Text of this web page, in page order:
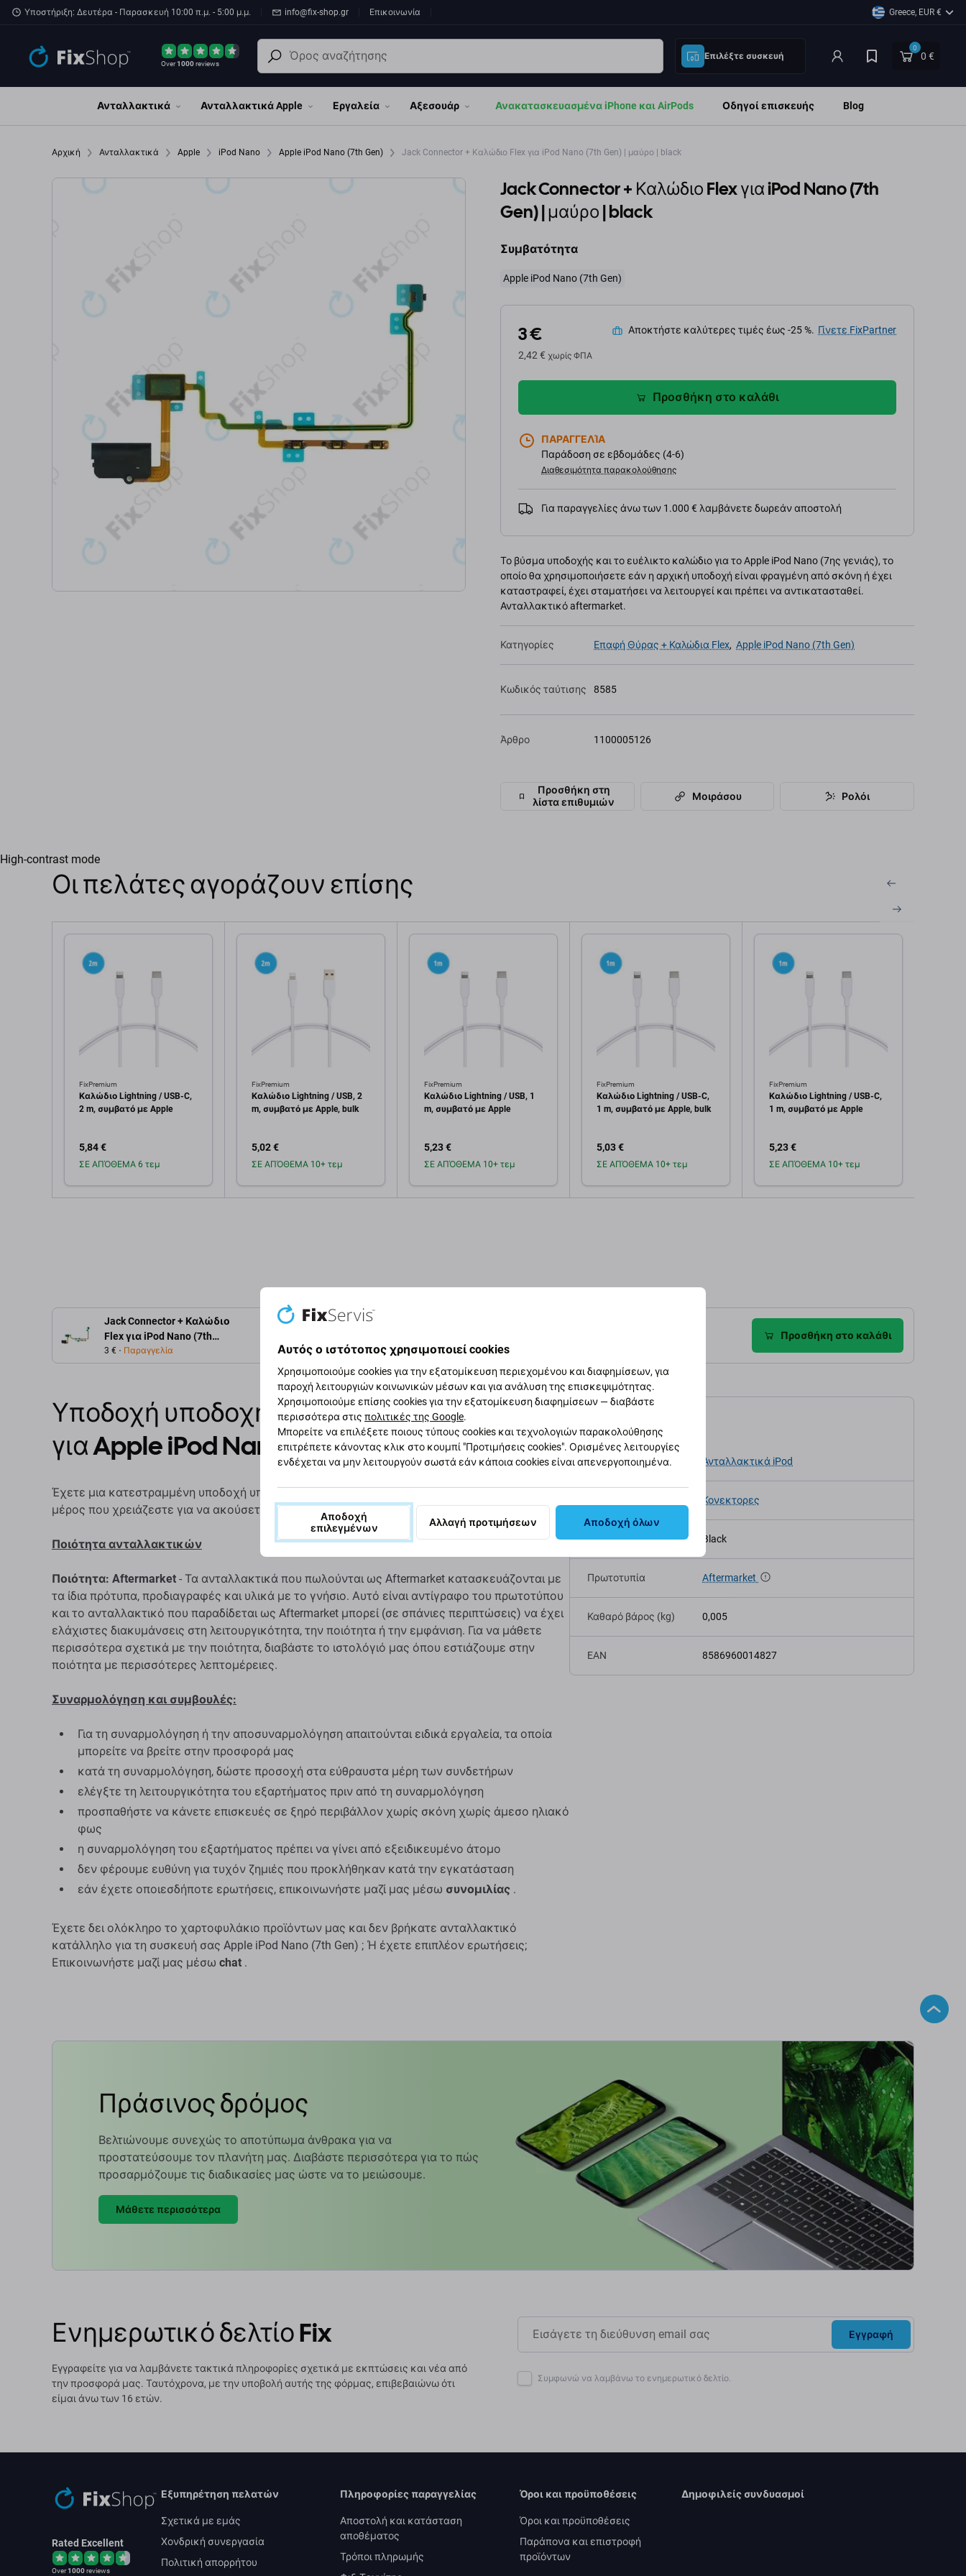
Παράβλεψη στο κύριο περιεχόμενο
Υποστήριξη: Δευτέρα - Παρασκευή 10:00 π.μ. - 5:00 μ.μ. info@fix-shop.gr Επικοινωνία Greece, EUR €
Over1000reviews
Επιλέξτε συσκευή
0
0 €
Ανταλλακτικά Ανταλλακτικά Apple Εργαλεία Αξεσουάρ Ανακατασκευασμένα iPhone και AirPods Οδηγοί επισκευής Blog
Αρχική Ανταλλακτικά Apple iPod Nano Apple iPod Nano (7th Gen) Jack Connector + Καλώδιο Flex για iPod Nano (7th Gen) | μαύρο | black
Jack Connector + Καλώδιο Flex για iPod Nano (7th
Gen) | μαύρο | black
Συμβατότητα
Apple iPod Nano (7th Gen)
3 €
2,42 € χωρίς ΦΠΑ
Αποκτήστε καλύτερες τιμές έως -25 %. Γίνετε FixPartner
Προσθήκη στο καλάθι
ΠΑΡΑΓΓΕΛΊΑ
Παράδοση σε εβδομάδες (4-6)
Διαθεσιμότητα παρακολούθησης
Για παραγγελίες άνω των 1.000 € λαμβάνετε δωρεάν αποστολή
Το βύσμα υποδοχής και το ευέλικτο καλώδιο για το Apple iPod Nano (7ης γενιάς), το
οποίο θα χρησιμοποιήσετε εάν η αρχική υποδοχή είναι φραγμένη από σκόνη ή έχει
καταστραφεί, έχει σταματήσει να λειτουργεί και πρέπει να αντικατασταθεί.
Ανταλλακτικό aftermarket.
Κατηγορίες Επαφή Θύρας + Καλώδια Flex, Apple iPod Nano (7th Gen)
Κωδικός ταύτισης 8585
Άρθρο 1100005126
Προσθήκη στη
λίστα επιθυμιών
Μοιράσου Ρολόι
High-contrast mode
Οι πελάτες αγοράζουν επίσης
FixPremium
Καλώδιο Lightning / USB-C,
2 m, συμβατό με Apple
5,84 €
ΣΕ ΑΠΌΘΕΜΑ 6 τεμ
FixPremium
Καλώδιο Lightning / USB, 2
m, συμβατό με Apple, bulk
5,02 €
ΣΕ ΑΠΌΘΕΜΑ 10+ τεμ
FixPremium
Καλώδιο Lightning / USB, 1
m, συμβατό με Apple
5,23 €
ΣΕ ΑΠΌΘΕΜΑ 10+ τεμ
FixPremium
Καλώδιο Lightning / USB-C,
1 m, συμβατό με Apple, bulk
5,03 €
ΣΕ ΑΠΌΘΕΜΑ 10+ τεμ
FixPremium
Καλώδιο Lightning / USB-C,
1 m, συμβατό με Apple
5,23 €
ΣΕ ΑΠΌΘΕΜΑ 10+ τεμ
Jack Connector + Καλώδιο
Flex για iPod Nano (7th
Gen) | μαύρο | black
3 € Παραγγελία
Προσθήκη στο καλάθι
Υποδοχή υποδοχής/ήχου + καλώδιο Flex
για Apple iPod Nano (7th Gen)
Έχετε μια κατεστραμμένη υποδοχή υποδοχής στο Apple iPod Nano (7th Gen) ; Αυτό είναι το
μέρος που χρειάζεστε για να ακούσετε ξανά μουσική στη συσκευή σας.
Ποιότητα ανταλλακτικών
Ποιότητα: Aftermarket - Τα ανταλλακτικά που πωλούνται ως Aftermarket κατασκευάζονται με
τα ίδια πρότυπα, προδιαγραφές και υλικά με το γνήσιο. Αυτό είναι αντίγραφο του πρωτοτύπου
και το ανταλλακτικό που παραδίδεται ως Aftermarket μπορεί (σε σπάνιες περιπτώσεις) να έχει
ελάχιστες διακυμάνσεις στη λειτουργικότητα, την ποιότητα ή την εμφάνιση. Για να μάθετε
περισσότερα σχετικά με την ποιότητα, διαβάστε το ιστολόγιό μας όπου εστιάζουμε στην
ποιότητα με περισσότερες λεπτομέρειες.
Συναρμολόγηση και συμβουλές:
Για τη συναρμολόγηση ή την αποσυναρμολόγηση απαιτούνται ειδικά εργαλεία, τα οποία
μπορείτε να βρείτε στην προσφορά μας
κατά τη συναρμολόγηση, δώστε προσοχή στα εύθραυστα μέρη των συνδετήρων
ελέγξτε τη λειτουργικότητα του εξαρτήματος πριν από τη συναρμολόγηση
προσπαθήστε να κάνετε επισκευές σε ξηρό περιβάλλον χωρίς σκόνη χωρίς άμεσο ηλιακό
φως
η συναρμολόγηση του εξαρτήματος πρέπει να γίνει από εξειδικευμένο άτομο
δεν φέρουμε ευθύνη για τυχόν ζημιές που προκλήθηκαν κατά την εγκατάσταση
εάν έχετε οποιεσδήποτε ερωτήσεις, επικοινωνήστε μαζί μας μέσω συνομιλίας .
Έχετε δει ολόκληρο το χαρτοφυλάκιο προϊόντων μας και δεν βρήκατε ανταλλακτικό
κατάλληλο για τη συσκευή σας Apple iPod Nano (7th Gen) ; Ή έχετε επιπλέον ερωτήσεις;
Επικοινωνήστε μαζί μας μέσω chat .
Προδιαγραφές
Τύπος συσκευής Ανταλλακτικά iPod
Κονεκτορες
Χρώμα Black
Πρωτοτυπία Aftermarket
Καθαρό βάρος (kg) 0,005
EAN 8586960014827
Πράσινος δρόμος
Βελτιώνουμε συνεχώς το αποτύπωμα άνθρακα για να
προστατεύσουμε τον πλανήτη μας. Διαβάστε περισσότερα για το πώς
προσαρμόζουμε τις διαδικασίες μας ώστε να το μειώσουμε.
Μάθετε περισσότερα
Ενημερωτικό δελτίο Fix
Εγγραφείτε για να λαμβάνετε τακτικά πληροφορίες σχετικά με εκπτώσεις και νέα από
την προσφορά μας. Ταυτόχρονα, με την υποβολή αυτής της φόρμας, επιβεβαιώνω ότι
είμαι άνω των 16 ετών.
Εγγραφή
Συμφωνώ να λαμβάνω το ενημερωτικό δελτίο.
Rated Excellent
Over1000reviews
Εξυπηρέτηση πελατών
Σχετικά με εμάς
Χονδρική συνεργασία
Πολιτική απορρήτου
Πληροφορίες παραγγελίας
Αποστολή και κατάσταση
αποθέματος
Τρόποι πληρωμής
Όροι και προϋποθέσεις
Όροι και προϋποθέσεις
Παράπονα και επιστροφή
προϊόντων
Δημοφιλείς συνδυασμοί
Αυτός ο ιστότοπος χρησιμοποιεί cookies
Χρησιμοποιούμε cookies για την εξατομίκευση περιεχομένου και διαφημίσεων, για
παροχή λειτουργιών κοινωνικών μέσων και για ανάλυση της επισκεψιμότητας.
Χρησιμοποιούμε επίσης cookies για την εξατομίκευση διαφημίσεων — διαβάστε
περισσότερα στις πολιτικές της Google.
Μπορείτε να επιλέξετε ποιους τύπους cookies και τεχνολογιών παρακολούθησης
επιτρέπετε κάνοντας κλικ στο κουμπί "Προτιμήσεις cookies". Ορισμένες λειτουργίες
ενδέχεται να μην λειτουργούν σωστά εάν κάποια cookies είναι απενεργοποιημένα.
Αποδοχή
επιλεγμένων
Αλλαγή προτιμήσεων Αποδοχή όλων